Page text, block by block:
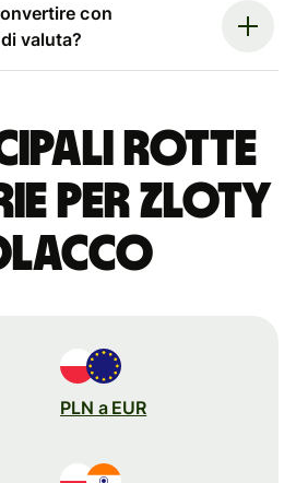
con
valuta?
rotte
per zloty
PLN a EUR